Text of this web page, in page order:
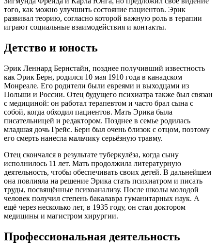
того, как можно улучшить состояние пациентов. Эрик
развивал теорию, согласно которой важную роль в терапии
играют социальные взаимодействия и контакты.
Детство и юность
Эрик Леннард Бернстайн, позднее получивший известность
как Эрик Берн, родился 10 мая 1910 года в канадском
Монреале. Его родители были евреями и выходцами из
Польши и России. Отец будущего психиатра также был связан
с медициной: он работал терапевтом и часто брал сына с
собой, когда обходил пациентов. Мать Эрика была
писательницей и редактором. Позднее в семье родилась
младшая дочь Грейс. Берн был очень близок с отцом, поэтому
его смерть нанесла мальчику серьёзную травму.
Отец скончался в результате туберкулёза, когда сыну
исполнилось 11 лет. Мать продолжила литературную
деятельность, чтобы обеспечивать своих детей. В дальнейшем
она повлияла на решение Эрика стать психиатром и писать
труды, посвящённые психоанализу. После школы молодой
человек получил степень бакалавра гуманитарных наук. А
ещё через несколько лет, в 1935 году, он стал доктором
медицины и магистром хирургии.
Профессиональная деятельность